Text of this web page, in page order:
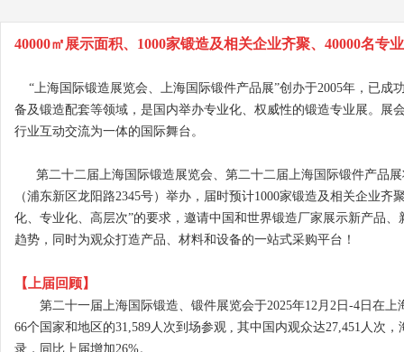
40000㎡展示面积、1000家锻造及相关企业齐聚、40000名专
“上海国际锻造展览会、上海国际锻件产品展”创办于2005年，已成
备及锻造配套等领域，是国内举办专业化、权威性的锻造专业展。
行业互动交流为一体的国际舞台。
第二十二届上海国际锻造展览会、第二十二届上海国际锻件产品
（浦东新区龙阳路2345号）举办， 届时预计1000家锻造及相关企业齐
化、专业化、高层次”的要求，邀请中国和世界锻造厂家展示新产品
趋势，同时为观众打造产品、材料和设备的一站式采购平台！
【上届回顾】
第二十一届上海国际锻造、锻件展览会于2025年12月2日-4日在
66个国家和地区的31,589人次到场参观 , 其中国内观众达27,451人次
录，同比上届增加26%。